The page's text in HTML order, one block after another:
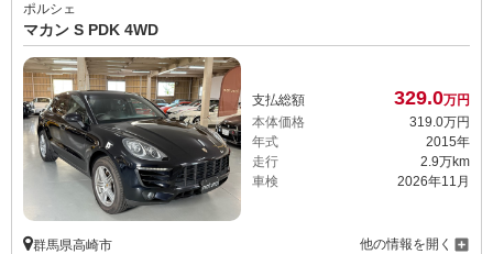
ポルシェ
マカン S PDK 4WD
支払総額 329.0万円
本体価格
319.0万円
年式
2015年
走行
2.9万km
車検
2026年11月
群馬県高崎市 他の情報を開く